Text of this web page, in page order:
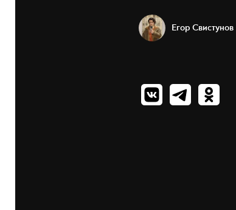
Егор Свистунов